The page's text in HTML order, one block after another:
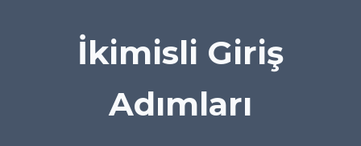
İkimisli Giriş
Adımları